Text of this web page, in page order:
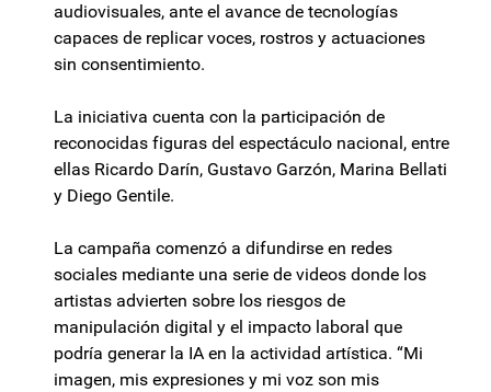
audiovisuales, ante el avance de tecnologías
capaces de replicar voces, rostros y actuaciones
sin consentimiento.
La iniciativa cuenta con la participación de
reconocidas figuras del espectáculo nacional, entre
ellas Ricardo Darín, Gustavo Garzón, Marina Bellati
y Diego Gentile.
La campaña comenzó a difundirse en redes
sociales mediante una serie de videos donde los
artistas advierten sobre los riesgos de
manipulación digital y el impacto laboral que
podría generar la IA en la actividad artística. “Mi
imagen, mis expresiones y mi voz son mis